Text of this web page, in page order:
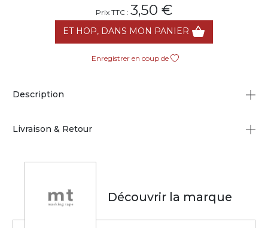
Prix TTC : 3,50 €
ET HOP, DANS MON PANIER
Enregistrer en coup de
Description
Livraison & Retour
Découvrir la marque